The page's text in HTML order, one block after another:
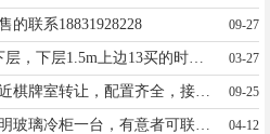
的联系18831928228 09-27
9诚新儿童双人床上下层，下层1.5m上边13买的时候5000多有票，需要可以联系15373190978宁晋县城 03-27
棋牌室转让，天一附近棋牌室转让，配置齐全，接手即可盈利，电话18333969376 09-25
04-12